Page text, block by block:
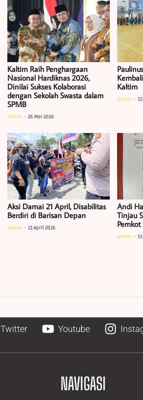
Kaltim Raih Penghargaan
Nasional Hardiknas 2026,
Dinilai Sukses Kolaborasi
dengan Sekolah Swasta dalam
SPMB
admin 26 Mei 2026
Kaltim
admin
Aksi Damai 21 April, Disabilitas
Berdiri di Barisan Depan
admin 21 April 2026
Andi
Tinjau
admin
Twitter Youtube
NAVIGASI